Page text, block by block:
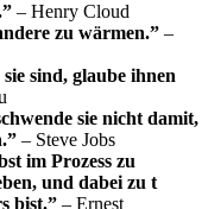
– Henry Cloud
zu wärmen.” –
sind, glaube ihnen
sie nicht damit,
– Steve Jobs
im Prozess zu
und dabei zu t
bist.” – Ernest